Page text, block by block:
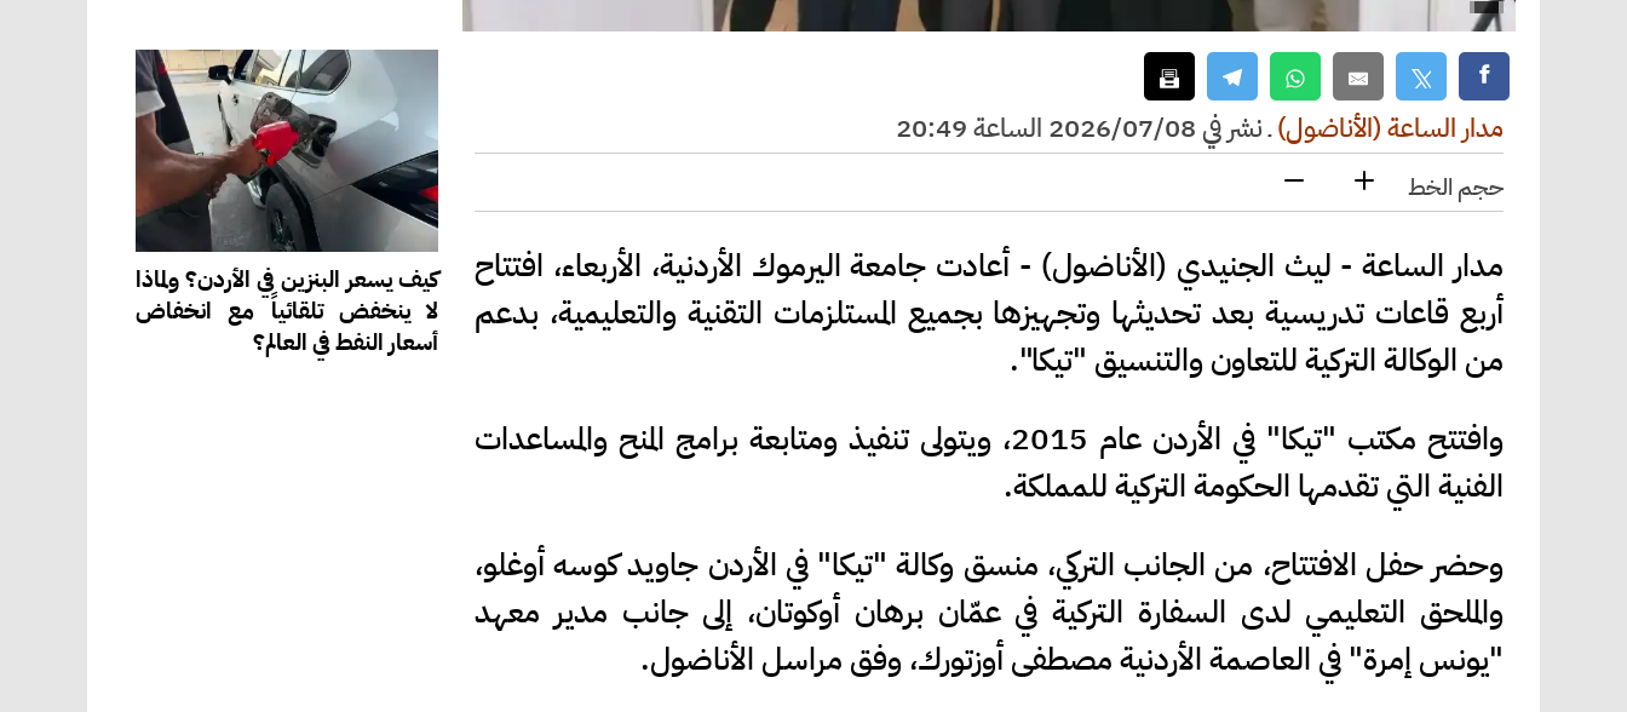
مدار الساعة (الأناضول)ـنشر في 2026/07/08 الساعة 20:49
حجم الخط
مدار الساعة - ليث الجنيدي (الأناضول) - أعادت جامعة اليرموك الأردنية، الأربعاء، افتتاح
أربع قاعات تدريسية بعد تحديثها وتجهيزها بجميع المستلزمات التقنية والتعليمية، بدعم
من الوكالة التركية للتعاون والتنسيق "تيكا".
وافتتح مكتب "تيكا" في الأردن عام 2015، ويتولى تنفيذ ومتابعة برامج المنح والمساعدات
الفنية التي تقدمها الحكومة التركية للمملكة.
وحضر حفل الافتتاح، من الجانب التركي، منسق وكالة "تيكا" في الأردن جاويد كوسه أوغلو،
والملحق التعليمي لدى السفارة التركية في عمّان برهان أوكوتان، إلى جانب مدير معهد
"يونس إمرة" في العاصمة الأردنية مصطفى أوزتورك، وفق مراسل الأناضول.
كيف يسعر البنزين في الأردن؟ ولماذا
لا ينخفض تلقائياً مع انخفاض
أسعار النفط في العالم؟